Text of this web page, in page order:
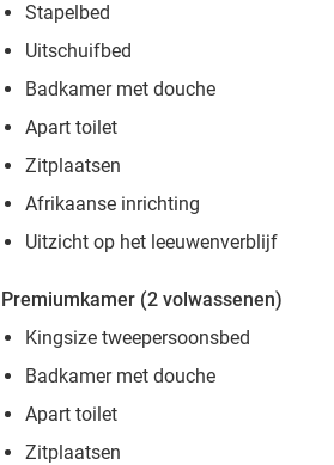
Stapelbed
Uitschuifbed
Badkamer met douche
Apart toilet
Zitplaatsen
Afrikaanse inrichting
Uitzicht op het leeuwenverblijf
Premiumkamer (2 volwassenen)
Kingsize tweepersoonsbed
Badkamer met douche
Apart toilet
Zitplaatsen